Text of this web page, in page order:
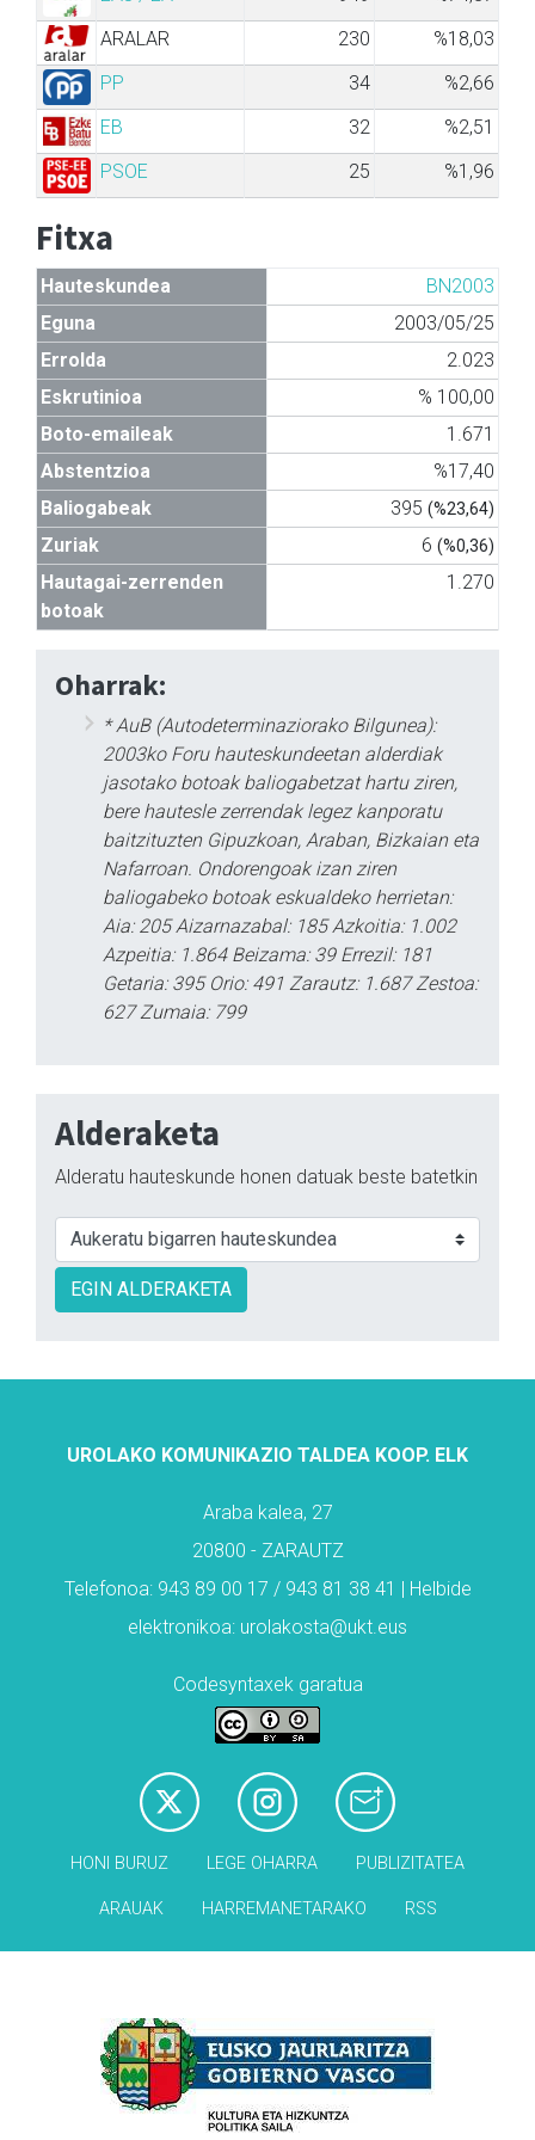
ARALAR
230
%18,03
PP
34
%2,66
EB
32
%2,51
PSOE
25 %1,96
Fitxa
Hauteskundea
BN2003
Eguna
2003/05/25
Errolda
2.023
Eskrutinioa
% 100,00
Boto-emaileak
1.671
Abstentzioa
%17,40
Baliogabeak
395 (%23,64)
Zuriak 6 (%0,36)
Hautagai-zerrenden
botoak
1.270
Oharrak:
* AuB (Autodeterminaziorako Bilgunea):
2003ko Foru hauteskundeetan alderdiak
jasotako botoak baliogabetzat hartu ziren,
bere hautesle zerrendak legez kanporatu
baitzituzten Gipuzkoan, Araban, Bizkaian eta
Nafarroan. Ondorengoak izan ziren
baliogabeko botoak eskualdeko herrietan:
Aia: 205 Aizarnazabal: 185 Azkoitia: 1.002
Azpeitia: 1.864 Beizama: 39 Errezil: 181
Getaria: 395 Orio: 491 Zarautz: 1.687 Zestoa:
627 Zumaia: 799
Alderaketa
Alderatu hauteskunde honen datuak beste batetkin
EGIN ALDERAKETA
UROLAKO KOMUNIKAZIO TALDEA KOOP. ELK
Araba kalea, 27
20800 - ZARAUTZ
Telefonoa: 943 89 00 17 / 943 81 38 41 | Helbide
elektronikoa: urolakosta@ukt.eus
Codesyntaxek garatua
HONI BURUZ LEGE OHARRA PUBLIZITATEA
ARAUAK HARREMANETARAKO RSS